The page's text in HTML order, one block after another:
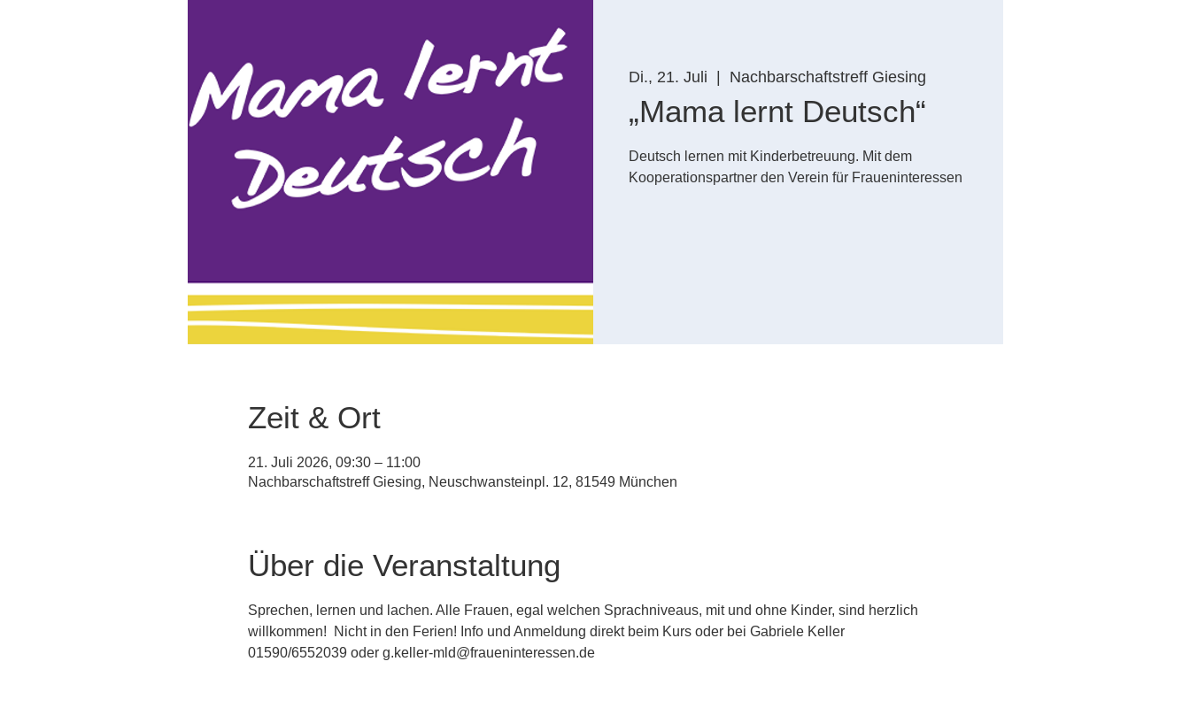
Di., 21. Juli Nachbarschaftstreff Giesing
„Mama lernt Deutsch“
Deutsch lernen mit Kinderbetreuung. Mit dem
Kooperationspartner den Verein für Fraueninteressen
Zeit & Ort
21. Juli 2026, 09:30 – 11:00
Nachbarschaftstreff Giesing, Neuschwansteinpl. 12, 81549 München
Über die Veranstaltung
Sprechen, lernen und lachen. Alle Frauen, egal welchen Sprachniveaus, mit und ohne Kinder, sind herzlich
willkommen!  Nicht in den Ferien! Info und Anmeldung direkt beim Kurs oder bei Gabriele Keller
01590/6552039 oder g.keller-mld@fraueninteressen.de